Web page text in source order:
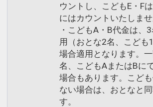
ウントし、こどもE・F
にはカウントいたしませ
・こどもA・B代金は、
用（おとな2名、こども
場合適用となります。
名、こどもAまたはBに
場合もあります。こど
ない場合は、おとなと
す。